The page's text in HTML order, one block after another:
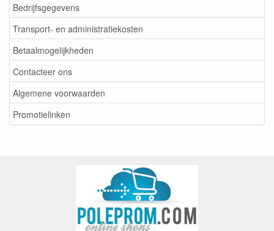
Bedrijfsgegevens
Transport- en administratiekosten
Betaalmogelijkheden
Contacteer ons
Algemene voorwaarden
Promotielinken